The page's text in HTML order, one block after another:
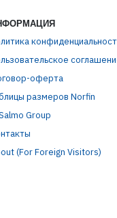
оферта
размеров Norfin
Group
(For Foreign Visitors)